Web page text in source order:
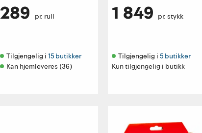
289 pr. rull
Tilgjengelig i 15 butikker
Kan hjemleveres (36)
1 849 pr. stykk
Tilgjengelig i 5 butikker
Kun tilgjengelig i butikk